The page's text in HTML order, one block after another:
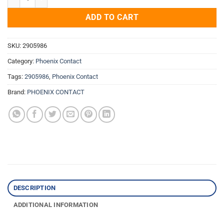
ADD TO CART
SKU: 2905986
Category: Phoenix Contact
Tags: 2905986 Phoenix Contact
Brand: PHOENIX CONTACT
DESCRIPTION
ADDITIONAL INFORMATION